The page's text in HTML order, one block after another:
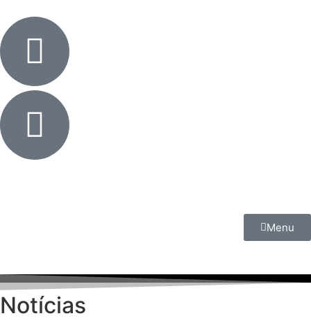
Menu
Notícias